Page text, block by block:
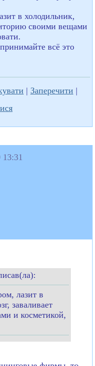
в холодильник,
своими вещами
всё это
| Заперечити |
лазит в
заваливает
и косметикой,